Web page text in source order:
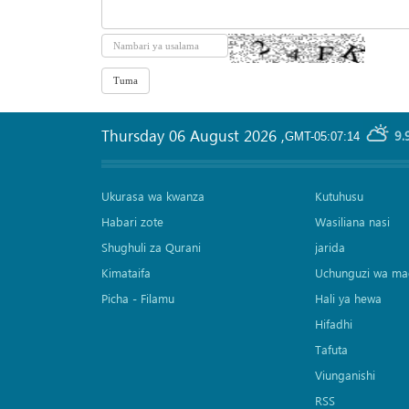
GMT-05:07:14
Thursday 06 August 2026 ,
Ukurasa wa kwanza
Habari zote
Shughuli za Qurani
Kimataifa
Picha‎ - Filamu‎
Kutuhusu
Wasiliana nasi
jarida
Uchunguzi wa
Hali ya hewa
Hifadhi
Tafuta
Viunganishi
RSS